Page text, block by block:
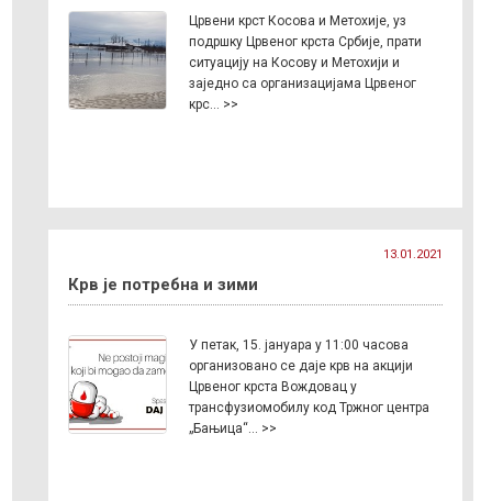
Црвени крст Косова и Метохије, уз
подршку Црвеног крста Србије, прати
ситуацију на Косову и Метохији и
заједно са организацијама Црвеног
крс… >>
13.01.2021
Крв је потребна и зими
У петак, 15. јануара у 11:00 часова
организовано се даје крв на акцији
Црвеног крста Вождовац у
трансфузиомобилу код Тржног центра
„Бањица“… >>